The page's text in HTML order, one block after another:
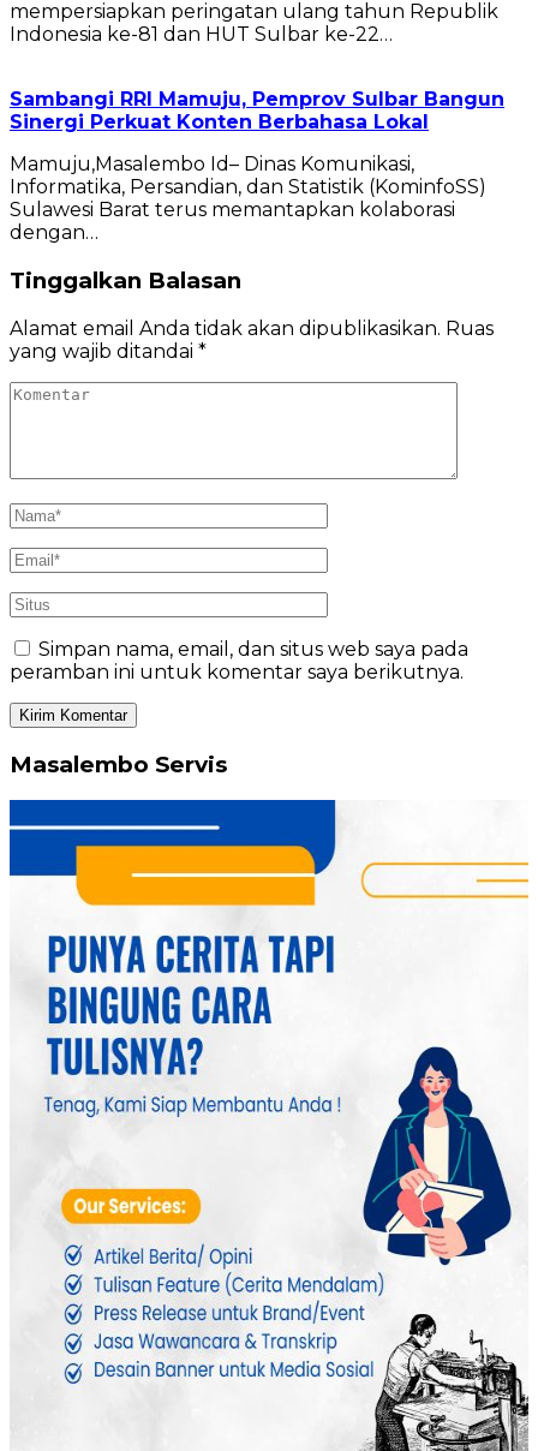
mempersiapkan peringatan ulang tahun Republik
Indonesia ke-81 dan HUT Sulbar ke-22…
Sambangi RRI Mamuju, Pemprov Sulbar Bangun
Sinergi Perkuat Konten Berbahasa Lokal
Mamuju,Masalembo Id– Dinas Komunikasi,
Informatika, Persandian, dan Statistik (KominfoSS)
Sulawesi Barat terus memantapkan kolaborasi
dengan…
Tinggalkan Balasan
Alamat email Anda tidak akan dipublikasikan. Ruas
yang wajib ditandai *
Simpan nama, email, dan situs web saya pada
peramban ini untuk komentar saya berikutnya.
Masalembo Servis